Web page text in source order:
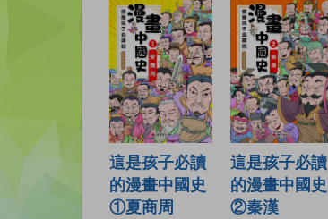
這是孩子必讀
的漫畫中國史
①夏商周
這是孩子必讀
的漫畫中國史
②秦漢